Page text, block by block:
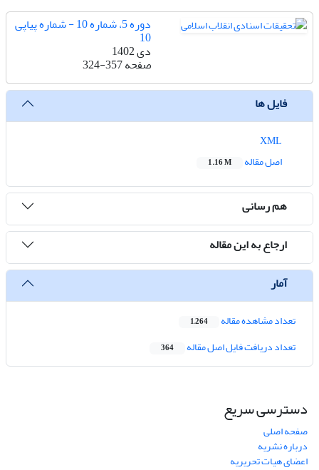
دوره 5، شماره 10 - شماره پیاپی
10
دی 1402
صفحه324-357
فایل ها
اصل مقاله
1.16 M
هم رسانی
ارجاع به این مقاله
آمار
تعداد مشاهده مقاله 1,264
تعداد دریافت فایل اصل مقاله 364
دسترسی سریع
صفحه اصلی
درباره نشریه
اعضای هیات تحریریه